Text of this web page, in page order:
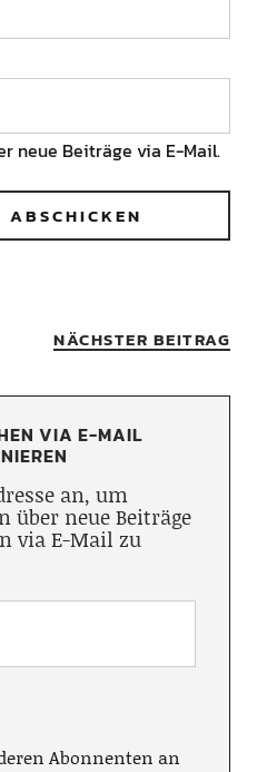
neue Beiträge via E-Mail.
NÄCHSTER BEITRAG
VIA E-MAIL
an, um
über neue Beiträge
via E-Mail zu
Abonnenten an